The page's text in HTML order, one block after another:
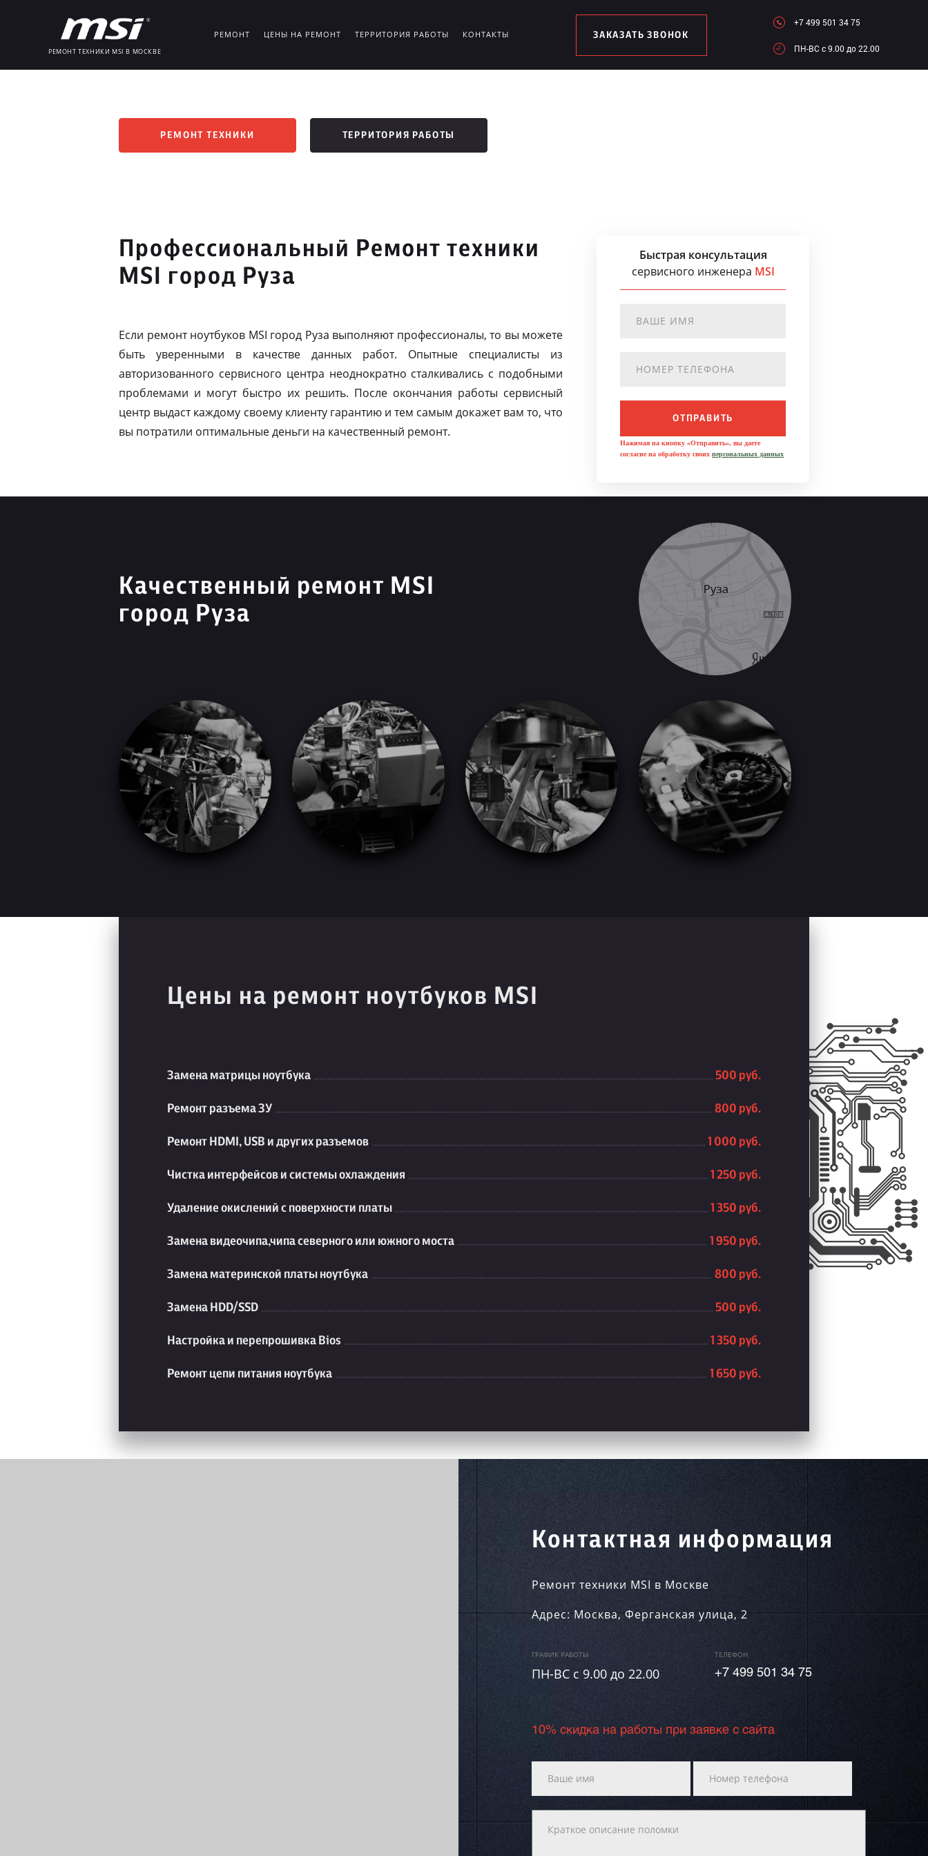
РЕМОНТ ТЕХНИКИ MSI В МОСКВЕ
РЕМОНТ ЦЕНЫ НА РЕМОНТ ТЕРРИТОРИЯ РАБОТЫ КОНТАКТЫ ЗАКАЗАТЬ ЗВОНОК
+7 499 501 34 75
ПН-ВC c 9.00 до 22.00
РЕМОНТ ТЕХНИКИ ТЕРРИТОРИЯ РАБОТЫ
Профессиональный Ремонт техники
MSI город Руза
Если ремонт ноутбуков MSI город Руза выполняют профессионалы, то вы можете
быть уверенными в качестве данных работ. Опытные специалисты из
авторизованного сервисного центра неоднократно сталкивались с подобными
проблемами и могут быстро их решить. После окончания работы сервисный
центр выдаст каждому своему клиенту гарантию и тем самым докажет вам то, что
вы потратили оптимальные деньги на качественный ремонт.
Быстрая консультация
сервисного инженера MSI
ОТПРАВИТЬ
Нажимая на кнопку «Отправить», вы даете
согласие на обработку своих персональных данных
Качественный ремонт MSI
город Руза
Цены на ремонт ноутбуков MSI
Замена матрицы ноутбука 500 руб.
Ремонт разъема ЗУ 800 руб.
Ремонт HDMI, USB и других разъемов 1 000 руб.
Чистка интерфейсов и системы охлаждения 1 250 руб.
Удаление окислений с поверхности платы 1 350 руб.
Замена видеочипа,чипа северного или южного моста 1 950 руб.
Замена материнской платы ноутбука 800 руб.
Замена HDD/SSD 500 руб.
Настройка и перепрошивка Bios 1 350 руб.
Ремонт цепи питания ноутбука 1 650 руб.
Контактная информация
Ремонт техники MSI в Москве
Адрес:Москва,Ферганская улица, 2
ГРАФИК РАБОТЫ
ПН-ВC c 9.00 до 22.00
ТЕЛЕФОН
+7 499 501 34 75
10% скидка на работы при заявке с сайта